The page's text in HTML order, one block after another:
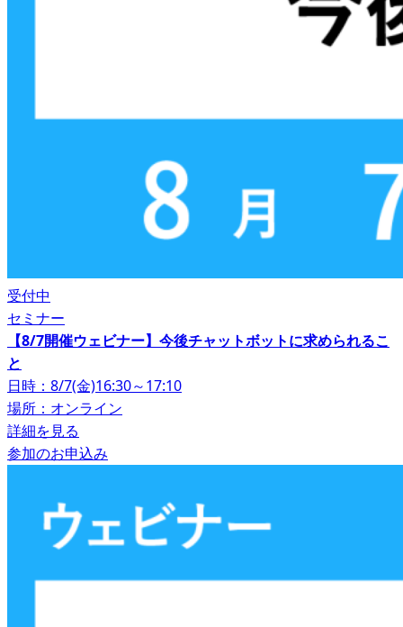
受付中
セミナー
【8/7開催ウェビナー】今後チャットボットに求められるこ
と
日時：8/7(金)16:30～17:10
場所：オンライン
詳細を見る
参加のお申込み